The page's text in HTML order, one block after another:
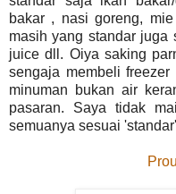
bakar , nasi goreng,
masih yang standar juga
juice dll. Oiya saking
sengaja membeli
minuman bukan air
pasaran. Saya tidak
semuanya sesuai